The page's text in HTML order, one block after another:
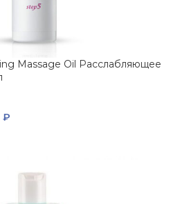
Massage Oil Расслабляющее
₽